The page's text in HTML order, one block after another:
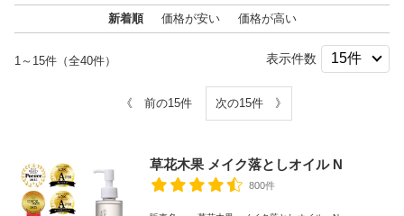
新着順 価格が安い 価格が高い
1～15件（全40件） 表示件数
《 前の15件 次の15件 》
草花木果 メイク落としオイル N
800件